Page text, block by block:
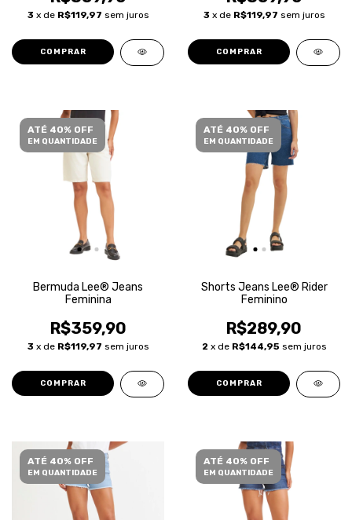
3 x de R$119,97 sem juros
COMPRAR
3 x de R$119,97 sem juros
COMPRAR
ATÉ 40% OFF
EM QUANTIDADE
Bermuda Lee® Jeans
Feminina
R$359,90
3 x de R$119,97 sem juros
COMPRAR
ATÉ 40% OFF
EM QUANTIDADE
Shorts Jeans Lee® Rider
Feminino
R$289,90
2 x de R$144,95 sem juros
COMPRAR
ATÉ 40% OFF
EM QUANTIDADE
ATÉ 40% OFF
EM QUANTIDADE